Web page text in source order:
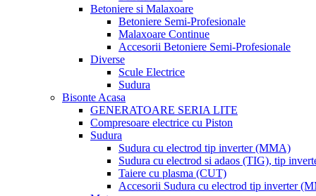
Betoniere si Malaxoare
Betoniere Semi-Profesionale
Malaxoare Continue
Accesorii Betoniere Semi-Profesionale
Diverse
Scule Electrice
Sudura
Bisonte Acasa
GENERATOARE SERIA LITE
Compresoare electrice cu Piston
Sudura
Sudura cu electrod tip inverter (MMA)
Sudura cu electrod si adaos (TIG), tip
Taiere cu plasma (CUT)
Accesorii Sudura cu electrod tip inverter